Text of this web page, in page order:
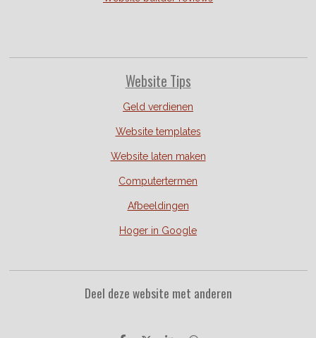
Website Tips
Geld verdienen
Website templates
Website laten maken
Computertermen
Afbeeldingen
Hoger in Google
Deel deze website met anderen